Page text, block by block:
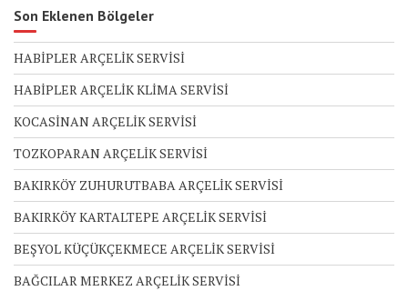
Son Eklenen Bölgeler
HABİPLER ARÇELİK SERVİSİ
HABİPLER ARÇELİK KLİMA SERVİSİ
KOCASİNAN ARÇELİK SERVİSİ
TOZKOPARAN ARÇELİK SERVİSİ
BAKIRKÖY ZUHURUTBABA ARÇELİK SERVİSİ
BAKIRKÖY KARTALTEPE ARÇELİK SERVİSİ
BEŞYOL KÜÇÜKÇEKMECE ARÇELİK SERVİSİ
BAĞCILAR MERKEZ ARÇELİK SERVİSİ